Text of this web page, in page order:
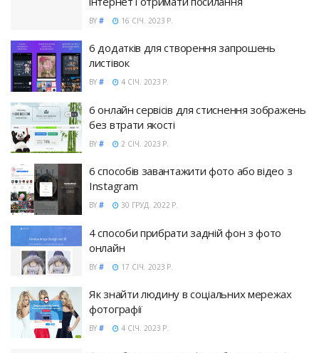
BY # 16 СІЧ. 2023 Р.
6 додатків для створення запрошень
листівок
BY # 4 СІЧ. 2023 Р.
6 онлайн сервісів для стиснення зображень
без втрати якості
BY # 2 СІЧ. 2023 Р.
6 способів завантажити фото або відео з
Instagram
BY # 30 ГРУД. 2022 Р.
4 способи прибрати задній фон з фото
онлайн
BY # 17 СІЧ. 2023 Р.
Як знайти людину в соціальних мережах
фотографії
BY # 4 СІЧ. 2023 Р.